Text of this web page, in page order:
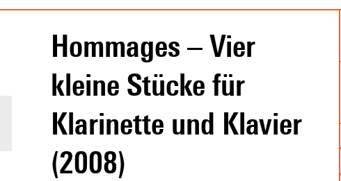
Hommages – Vier
kleine Stücke für
Klarinette und Klavier
(2008)